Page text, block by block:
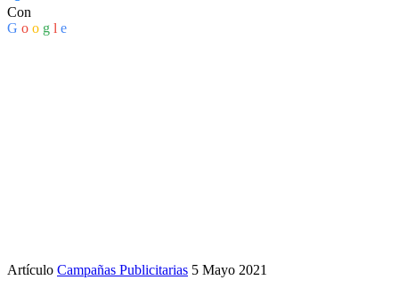
Con
G o o g l e
Artículo Campañas Publicitarias 5 Mayo 2021